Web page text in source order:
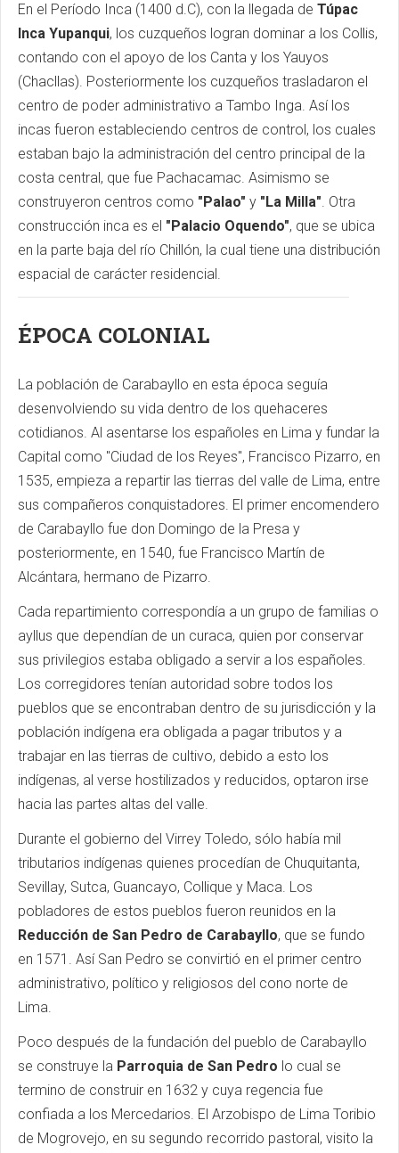
En el Período Inca (1400 d.C), con la llegada de Túpac
Inca Yupanqui, los cuzqueños logran dominar a los Collis,
contando con el apoyo de los Canta y los Yauyos
(Chacllas). Posteriormente los cuzqueños trasladaron el
centro de poder administrativo a Tambo Inga. Así los
incas fueron estableciendo centros de control, los cuales
estaban bajo la administración del centro principal de la
costa central, que fue Pachacamac. Asimismo se
construyeron centros como "Palao" y "La Milla". Otra
construcción inca es el "Palacio Oquendo", que se ubica
en la parte baja del río Chillón, la cual tiene una distribución
espacial de carácter residencial.
ÉPOCA COLONIAL
La población de Carabayllo en esta época seguía
desenvolviendo su vida dentro de los quehaceres
cotidianos. Al asentarse los españoles en Lima y fundar la
Capital como "Ciudad de los Reyes", Francisco Pizarro, en
1535, empieza a repartir las tierras del valle de Lima, entre
sus compañeros conquistadores. El primer encomendero
de Carabayllo fue don Domingo de la Presa y
posteriormente, en 1540, fue Francisco Martín de
Alcántara, hermano de Pizarro.
Cada repartimiento correspondía a un grupo de familias o
ayllus que dependían de un curaca, quien por conservar
sus privilegios estaba obligado a servir a los españoles.
Los corregidores tenían autoridad sobre todos los
pueblos que se encontraban dentro de su jurisdicción y la
población indígena era obligada a pagar tributos y a
trabajar en las tierras de cultivo, debido a esto los
indígenas, al verse hostilizados y reducidos, optaron irse
hacia las partes altas del valle.
Durante el gobierno del Virrey Toledo, sólo había mil
tributarios indígenas quienes procedían de Chuquitanta,
Sevillay, Sutca, Guancayo, Collique y Maca. Los
pobladores de estos pueblos fueron reunidos en la
Reducción de San Pedro de Carabayllo, que se fundo
en 1571. Así San Pedro se convirtió en el primer centro
administrativo, político y religiosos del cono norte de
Lima.
Poco después de la fundación del pueblo de Carabayllo
se construye la Parroquia de San Pedro lo cual se
termino de construir en 1632 y cuya regencia fue
confiada a los Mercedarios. El Arzobispo de Lima Toribio
de Mogrovejo, en su segundo recorrido pastoral, visito la